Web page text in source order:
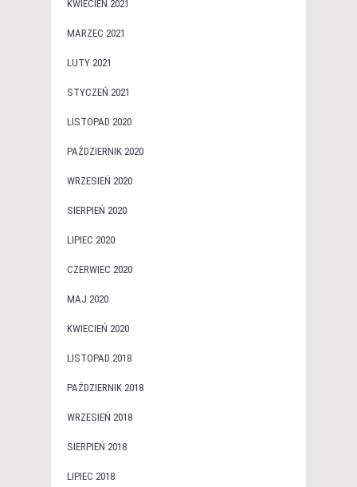
KWIECIEŃ 2021
MARZEC 2021
LUTY 2021
STYCZEŃ 2021
LISTOPAD 2020
PAŹDZIERNIK 2020
WRZESIEŃ 2020
SIERPIEŃ 2020
LIPIEC 2020
CZERWIEC 2020
MAJ 2020
KWIECIEŃ 2020
LISTOPAD 2018
PAŹDZIERNIK 2018
WRZESIEŃ 2018
SIERPIEŃ 2018
LIPIEC 2018